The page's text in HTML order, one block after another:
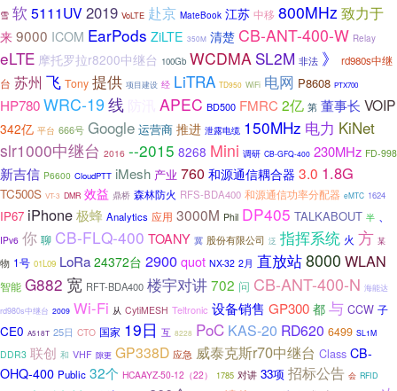
雪 软 5111UV 2019 VoLTE 赴京 MateBook 江苏 中移 800MHz 致力于
来 9000 ICOM EarPods ZiLTE 350M 清楚 CB-ANT-400-W Relay
eLTE 摩托罗拉r8200中继台 100Gb WCDMA SL2M 非法 》
rd980s中继
台 苏州 飞 Tony 提供 项目建设 经 LiTRA TD950 WiFi 电网 P8608 PTX700
HP780WRC-19 线 APEC BD500 FMRC 2亿 第 董事长 VOIP
342亿 平台 666号 Google 运营商 推进 泄露电缆 150MHz 电力 KiNet
slr1000中继台 2016 --2015 8268 Mini 调研 CB-GFQ-400 230MHz FD-998
新吉信 P6600 CloudPTT iMesh 产业 760 和源通信耦合器 3.0 1.8G
TC500S VT-3 DMR 效益 鼎桥 森林防火 RFS-BDA400 和源通信功率分配器 eMTC 1624
IP67 iPhone极蜂 Analytics 应用 3000M Phil DP405 TALKABOUT 半 、
IPv6 你 聊 CB-FLQ-400 TOANY 冀 股份有限公司 泛 指挥系统 火 方 某
物 1号 01L09 LoRa 24372台 2900quot NX-32 2月 直放站8000 WLAN
智能 G882 宽 RFT-BDA400 楼宇对讲702 问 CB-ANT-400-N 海能达
rd980s中继台 2009 Wi-Fi 从 CytiMESH Teltronic 设备销售 GP300都与 CCW 子
CE0 A518T 25日 CTO 国家 19日 互 8228 PoC KAS-20 RD620 6499 SL1M
DDR3 联创 和 VHF 隙更 GP338D 应急 威泰克斯r70中继台 Class CB-
OHQ-400 Public 32个 HCAAYZ-50-12（22） 1785 对讲 33项 招标公告 会 RFID